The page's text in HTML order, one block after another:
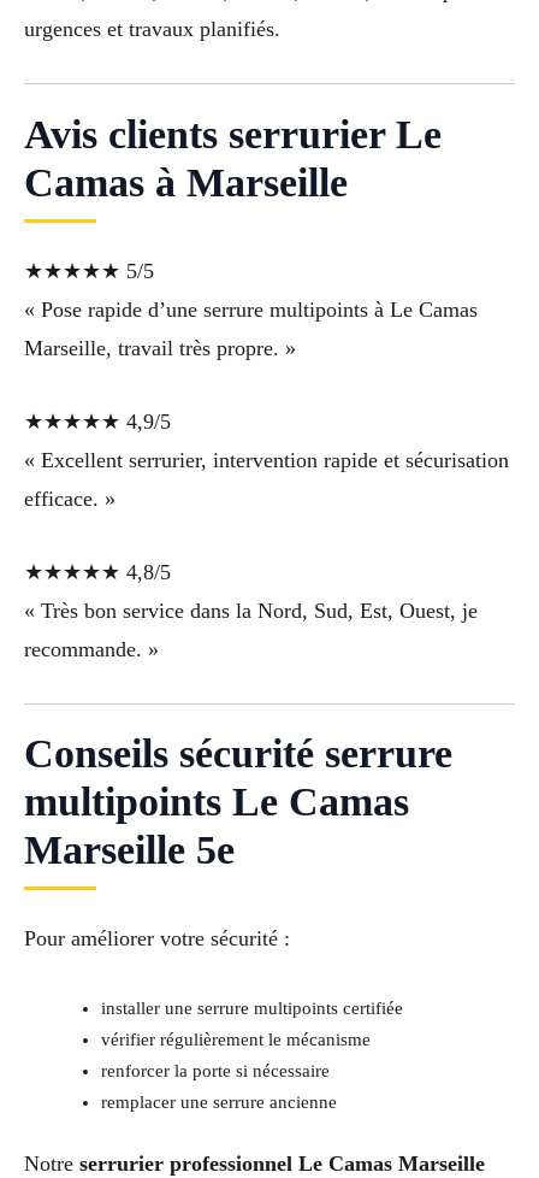
urgences et travaux planifiés.
Avis clients serrurier Le
Camas à Marseille
★★★★★ 5/5
« Pose rapide d’une serrure multipoints à Le Camas
Marseille, travail très propre. »
★★★★★ 4,9/5
« Excellent serrurier, intervention rapide et sécurisation
efficace. »
★★★★★ 4,8/5
« Très bon service dans la Nord, Sud, Est, Ouest, je
recommande. »
Conseils sécurité serrure
multipoints Le Camas
Marseille 5e
Pour améliorer votre sécurité :
installer une serrure multipoints certifiée
vérifier régulièrement le mécanisme
renforcer la porte si nécessaire
remplacer une serrure ancienne
Notre serrurier professionnel Le Camas Marseille